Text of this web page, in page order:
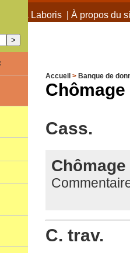
Terra Laboris| À propos du
Accueil > Banque de
Cass.
C. trav.